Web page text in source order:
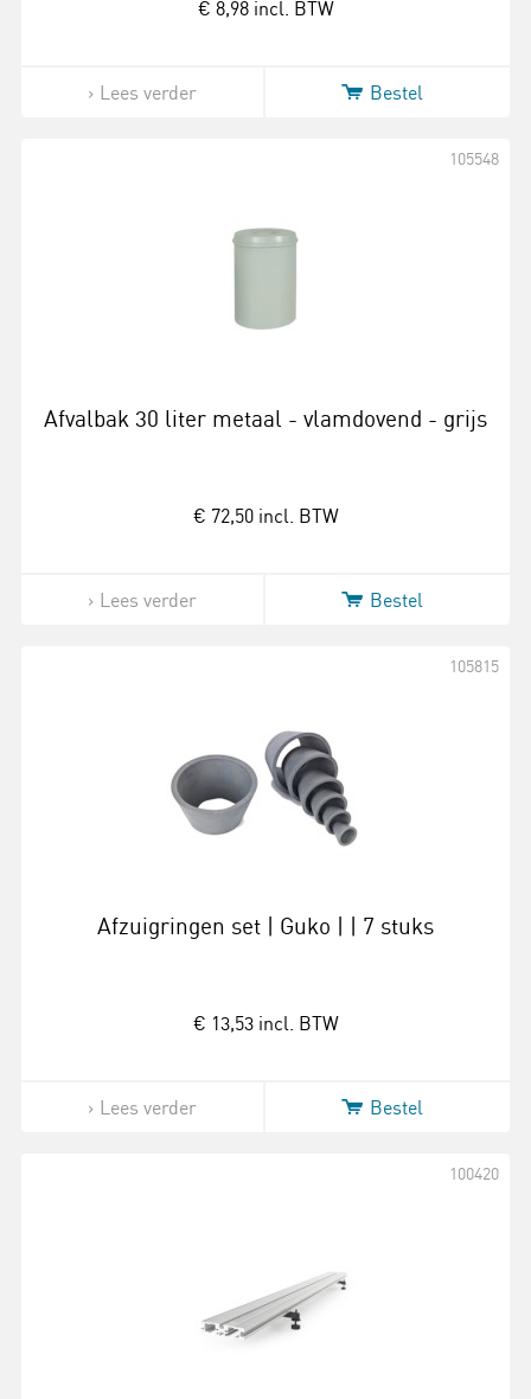
€ 8,98 incl. BTW
Lees verder Bestel
Afvalbak 30 liter metaal - vlamdovend - grijs
105548
€ 72,50 incl. BTW
Lees verder Bestel
Afzuigringen set | Guko | | 7 stuks
105815
€ 13,53 incl. BTW
Lees verder Bestel
100420